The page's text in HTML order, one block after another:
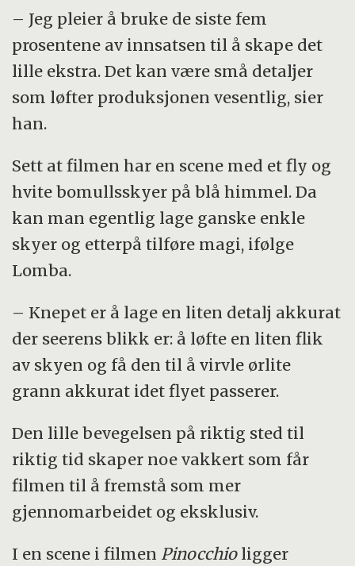
– Jeg pleier å bruke de siste fem
prosentene av innsatsen til å skape det
lille ekstra. Det kan være små detaljer
som løfter produksjonen vesentlig, sier
han.
Sett at filmen har en scene med et fly og
hvite bomullsskyer på blå himmel. Da
kan man egentlig lage ganske enkle
skyer og etterpå tilføre magi, ifølge
Lomba.
– Knepet er å lage en liten detalj akkurat
der seerens blikk er: å løfte en liten flik
av skyen og få den til å virvle ørlite
grann akkurat idet flyet passerer.
Den lille bevegelsen på riktig sted til
riktig tid skaper noe vakkert som får
filmen til å fremstå som mer
gjennomarbeidet og eksklusiv.
I en scene i filmen Pinocchio ligger